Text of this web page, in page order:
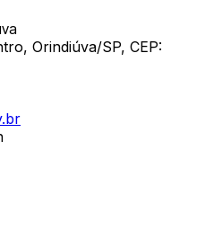
Orindiúva/SP, CEP: